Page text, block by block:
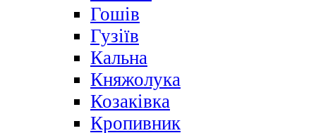
Гошів
Гузіїв
Кальна
Княжолука
Козаківка
Кропивник